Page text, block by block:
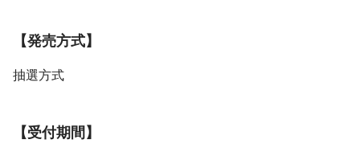
【発売方式】
抽選方式
【受付期間】